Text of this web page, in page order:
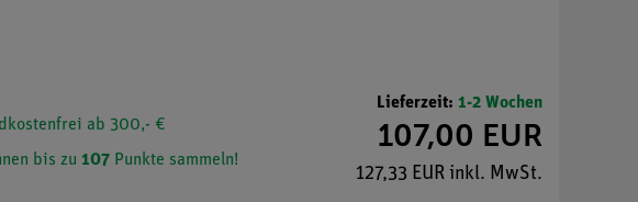
ab 300,- €
bis zu 107 Punkte sammeln!
Lieferzeit: 1-2 Wochen
107,00 EUR
127,33 EUR inkl. MwSt.